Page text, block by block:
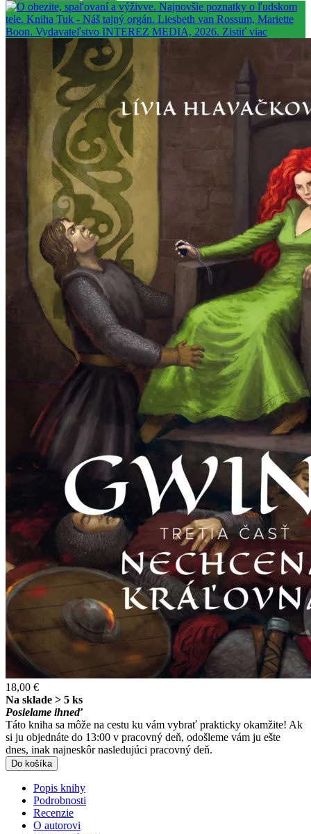
18,00 €
Na sklade > 5 ks
Posielame ihneď
Táto kniha sa môže na cestu ku vám vybrať prakticky okamžite! Ak
si ju objednáte do 13:00 v pracovný deň, odošleme vám ju ešte
dnes, inak najneskôr nasledujúci pracovný deň.
Do košíka
Popis knihy
Podrobnosti
Recenzie
O autorovi